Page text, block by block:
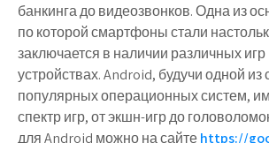
банкинга до видеозвонков. Одна из
по которой смартфоны стали
заключается в наличии различных игр
устройствах. Android, будучи одной
популярных операционных систем,
спектр игр, от экшн-игр до
для Android можно на сайтеhttps://